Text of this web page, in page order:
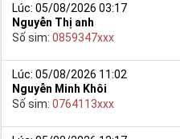
Sim phong thủy ngày càng
mà ý nghĩa sim đem lại. Như
điều gì?
Lúc: 05/08/2026 03:17
Nguyễn Thị anh
Số sim: 0859347xxx
Lúc: 05/08/2026 11:02
Nguyễn Minh Khôi
Số sim: 0764113xxx